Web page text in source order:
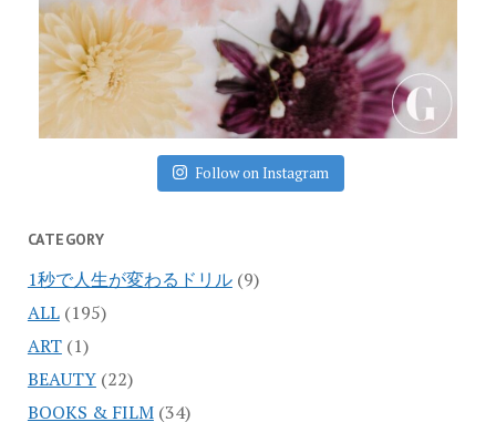
Follow on Instagram
CATEGORY
1秒で人生が変わるドリル(9)
ALL(195)
ART(1)
BEAUTY(22)
BOOKS & FILM(34)